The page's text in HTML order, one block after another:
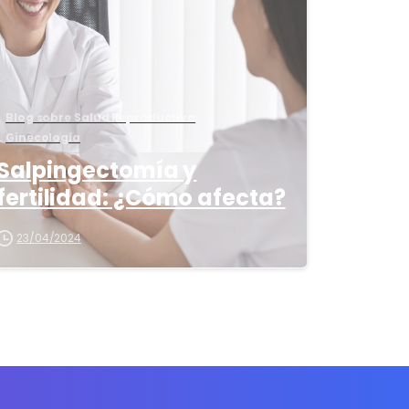
Blog sobre Salud Reproductiva
Ginecología
y
¿Cómo afecta?
23/04/2024